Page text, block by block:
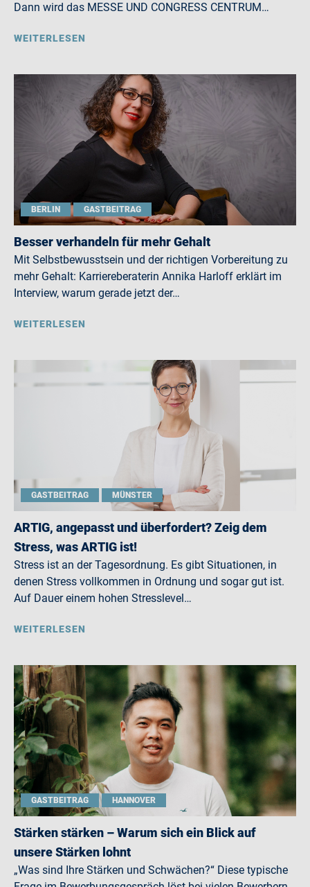
Dann wird das MESSE UND CONGRESS CENTRUM…
WEITERLESEN
BERLIN GASTBEITRAG
Besser verhandeln für mehr Gehalt
Mit Selbstbewusstsein und der richtigen Vorbereitung zu
mehr Gehalt: Karriereberaterin Annika Harloff erklärt im
Interview, warum gerade jetzt der…
WEITERLESEN
GASTBEITRAG MÜNSTER
ARTIG, angepasst und überfordert? Zeig dem
Stress, was ARTIG ist!
Stress ist an der Tagesordnung. Es gibt Situationen, in
denen Stress vollkommen in Ordnung und sogar gut ist.
Auf Dauer einem hohen Stresslevel…
WEITERLESEN
GASTBEITRAG HANNOVER
Stärken stärken – Warum sich ein Blick auf
unsere Stärken lohnt
„Was sind Ihre Stärken und Schwächen?“ Diese typische